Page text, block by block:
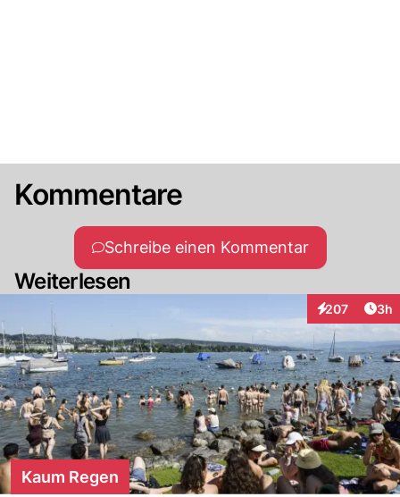
Kommentare
Schreibe einen Kommentar
Weiterlesen
207
Interaktionen
3h
Kaum Regen